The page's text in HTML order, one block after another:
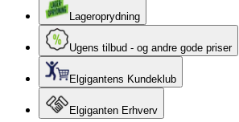
Lageroprydning
Ugens tilbud - og andre gode priser
Elgigantens Kundeklub
Elgiganten Erhverv